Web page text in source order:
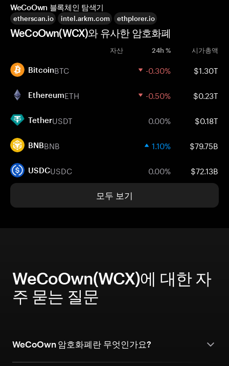
WeCoOwn 블록체인 탐색기
etherscan.io intel.arkm.com ethplorer.io
WeCoOwn(WCX)와 유사한 암호화폐
자산 24h % 시가총액
BitcoinBTC -0.30% $1.30T
EthereumETH -0.50% $0.23T
TetherUSDT 0.00% $0.18T
BNBBNB 1.10% $79.75B
USDCUSDC 0.00% $72.13B
모두 보기
WeCoOwn(WCX)에 대한 자
주 묻는 질문
WeCoOwn 암호화폐란 무엇인가요?